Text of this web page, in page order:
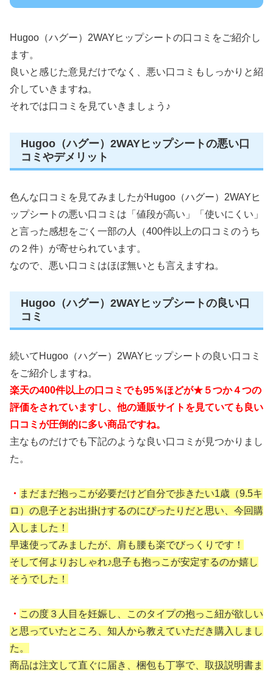
Hugoo（ハグー）2WAYヒップシートの口コミをご紹介し
ます。
良いと感じた意見だけでなく、悪い口コミもしっかりと紹
介していきますね。
それでは口コミを見ていきましょう♪
Hugoo（ハグー）2WAYヒップシートの悪い口
コミやデメリット
色んな口コミを見てみましたがHugoo（ハグー）2WAYヒ
ップシートの悪い口コミは「値段が高い」「使いにくい」
と言った感想をごく一部の人（400件以上の口コミのうち
の２件）が寄せられています。
なので、悪い口コミはほぼ無いとも言えますね。
Hugoo（ハグー）2WAYヒップシートの良い口
コミ
続いてHugoo（ハグー）2WAYヒップシートの良い口コミ
をご紹介しますね。
楽天の400件以上の口コミでも95％ほどが★５つか４つの
評価をされていますし、他の通販サイトを見ていても良い
口コミが圧倒的に多い商品ですね。
主なものだけでも下記のような良い口コミが見つかりまし
た。
・ まだまだ抱っこが必要だけど自分で歩きたい1歳（9.5キ
ロ）の息子とお出掛けするのにぴったりだと思い、今回購
入しました！
早速使ってみましたが、肩も腰も楽でびっくりです！
そして何よりおしゃれ♪息子も抱っこが安定するのか嬉し
そうでした！
・ この度３人目を妊娠し、このタイプの抱っこ紐が欲しい
と思っていたところ、知人から教えていただき購入しまし
た。
商品は注文して直ぐに届き、梱包も丁寧で、取扱説明書ま